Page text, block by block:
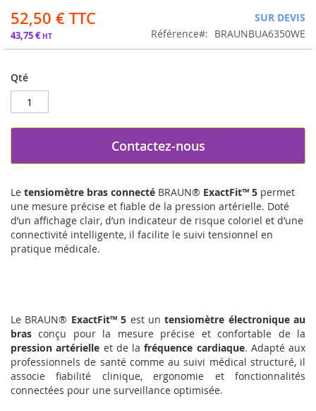
52,50 €
43,75 €
SUR DEVIS
Référence
BRAUNBUA6350WE
Qté
Contactez-nous
Le tensiomètre bras connecté BRAUN® ExactFit™ 5 permet
une mesure précise et fiable de la pression artérielle. Doté
d’un affichage clair, d’un indicateur de risque coloriel et d’une
connectivité intelligente, il facilite le suivi tensionnel en
pratique médicale.
la
Galerie
d’images
Le BRAUN® ExactFit™ 5 est untensiomètre électronique au
bras conçu pour la mesure précise et confortable de la
pression artérielle et de lafréquence cardiaque. Adapté aux
professionnels de santé comme au suivi médical structuré, il
associe fiabilité clinique, ergonomie et fonctionnalités
connectées pour une surveillance optimisée.